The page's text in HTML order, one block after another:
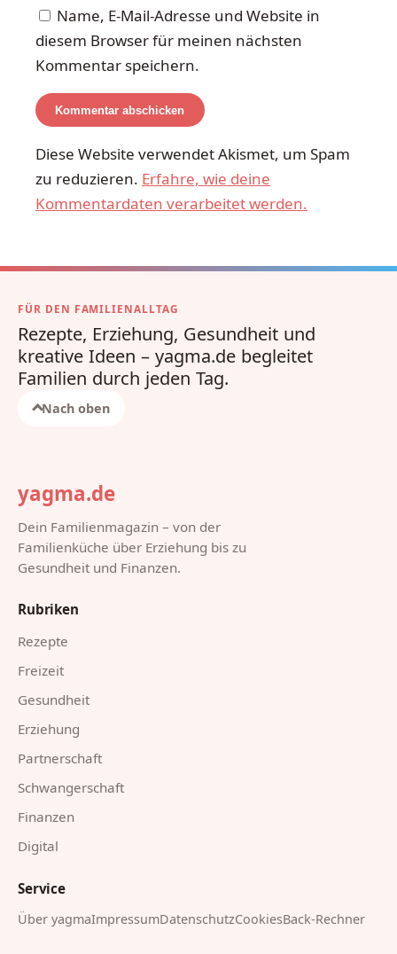
Name, E-Mail-Adresse und Website in
diesem Browser für meinen nächsten
Kommentar speichern.
Diese Website verwendet Akismet, um Spam
zu reduzieren. Erfahre, wie deine
Kommentardaten verarbeitet werden.
FÜR DEN FAMILIENALLTAG
Rezepte, Erziehung, Gesundheit und
kreative Ideen – yagma.de begleitet
Familien durch jeden Tag.
Nach oben
yagma.de
Dein Familienmagazin – von der
Familienküche über Erziehung bis zu
Gesundheit und Finanzen.
Rubriken
Rezepte
Freizeit
Gesundheit
Erziehung
Partnerschaft
Schwangerschaft
Finanzen
Digital
Service
Über yagmaImpressumDatenschutzCookiesBack-Rechner